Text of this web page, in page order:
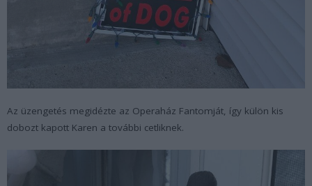
Az üzengetés megidézte az Operaház Fantomját, így külön kis
dobozt kapott Karen a további cetliknek.